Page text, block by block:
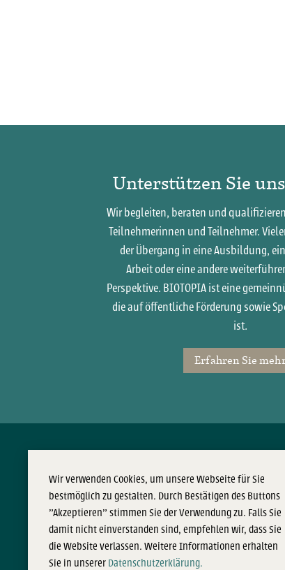
Unterstützen Sie
Wir begleiten, beraten und
Teilnehmerinnen und Teilnehmer.
der Übergang in eine Ausbildung,
Arbeit oder eine andere
Perspektive. BIOTOPIA ist eine
die auf öffentliche Förderung sowie
ist.
Erfahren Sie
MeinLeben!
Neckarstadt-West
Sozialräumliche Aktivierung
Individuelles Bewerbercoaching (IBC)
Systemisches Coaching (SysCo)
Garten- und
Stadtteilservice (STS)
Wir verwenden Cookies, um unsere Webseite für Sie
bestmöglich zu gestalten. Durch Bestätigen des Buttons
"Akzeptieren" stimmen Sie der Verwendung zu. Falls Sie
damit nicht einverstanden sind, empfehlen wir, dass Sie
die Website verlassen. Weitere Informationen erhalten
Sie in unserer Datenschutzerklärung.